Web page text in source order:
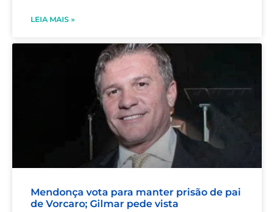
LEIA MAIS »
Mendonça vota para manter prisão de pai
de Vorcaro; Gilmar pede vista